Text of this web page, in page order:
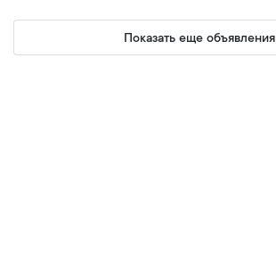
Показать еще объявления